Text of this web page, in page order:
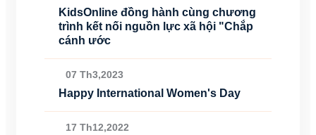
KidsOnline đồng hành cùng chương
trình kết nối nguồn lực xã hội "Chắp
cánh ước
07 Th3,2023
Happy International Women's Day
17 Th12,2022